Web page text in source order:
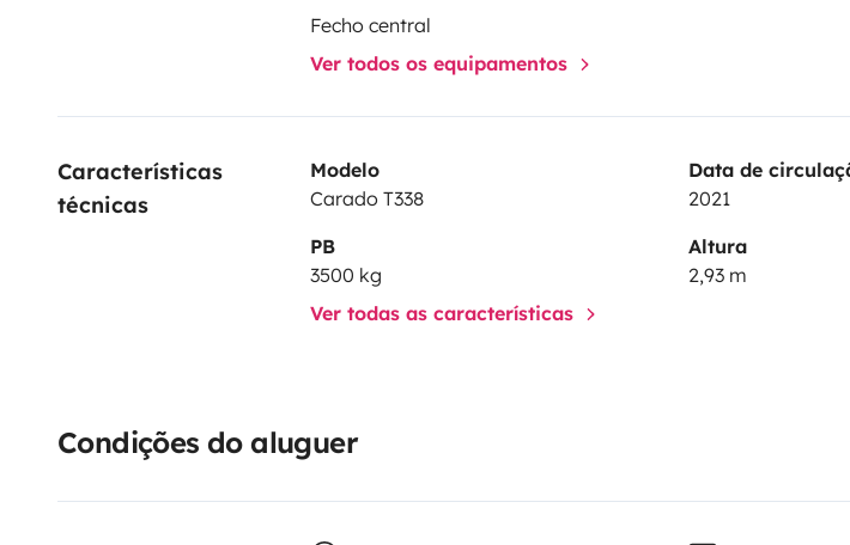
Fecho central
Ver todos os equipamentos
Características
técnicas
Modelo
Carado T338
Data de
2021
PB
3500 kg
Altura
2,93 m
Ver todas as características
Condições do aluguer